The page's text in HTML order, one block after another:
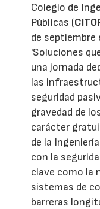
Colegio de
Públicas (
de septiembre
'Soluciones
una jornada
las
seguridad
gravedad de
carácter
de la
con la
clave como la
sistemas de
barreras